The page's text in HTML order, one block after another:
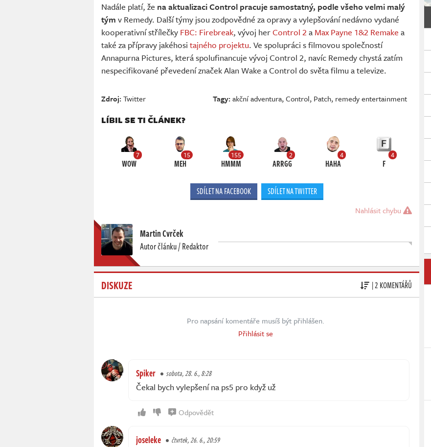
Nadále platí, že na aktualizaci Control pracuje samostatný, podle všeho velmi malý
tým v Remedy. Další týmy jsou zodpovědné za opravy a vylepšování nedávno vydané
kooperativní střílečky FBC: Firebreak, vývoj herControl 2 a Max Payne 1&2 Remake a
také za přípravy jakéhosi tajného projektu. Ve spolupráci s filmovou společností
Annapurna Pictures, která spolufinancuje vývoj Control 2, navíc Remedy chystá zatím
nespecifikované převedení značek Alan Wake a Control do světa filmu a televize.
Zdroj:Twitter Tagy:akční adventura,Control, Patch, remedy entertainment
LÍBIL SE TI ČLÁNEK?
7
WOW
15
MEH
155
HMMM
2
ARRGG
4
HAHA
4
F
SDÍLET NA FACEBOOK SDÍLET NA TWITTER
Nahlásit chybu
Martin Cvrček
Autor článku / Redaktor
DISKUZE | 2 KOMENTÁŘŮ
Pro napsání komentáře musíš být přihlášen.
Přihlásit se
Spiker sobota, 28. 6., 8:28
Čekal bych vylepšení na ps5 pro když už
Odpovědět
joseleke čtvrtek, 26. 6., 20:59